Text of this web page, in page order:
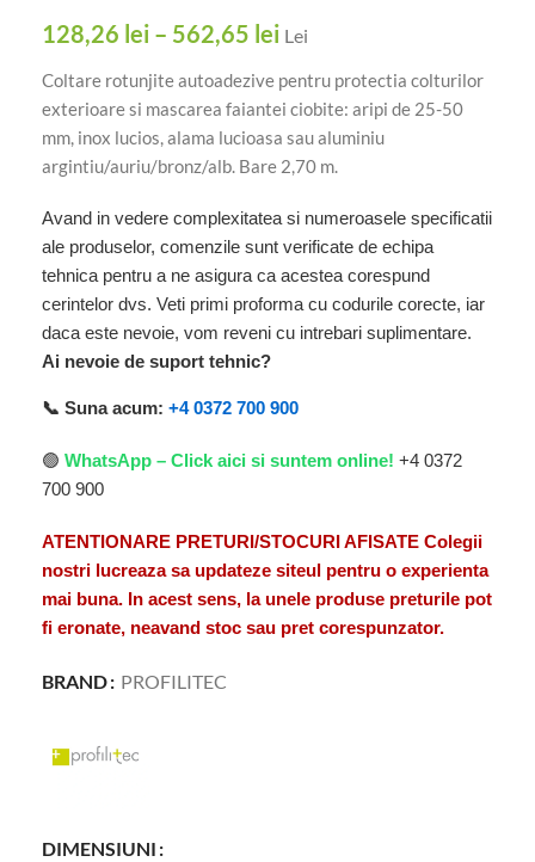
128,26 lei – 562,65 lei Lei
Coltare rotunjite autoadezive pentru protectia colturilor
exterioare si mascarea faiantei ciobite: aripi de 25-50
mm, inox lucios, alama lucioasa sau aluminiu
argintiu/auriu/bronz/alb. Bare 2,70 m.
Avand in vedere complexitatea si numeroasele specificatii
ale produselor, comenzile sunt verificate de echipa
tehnica pentru a ne asigura ca acestea corespund
cerintelor dvs. Veti primi proforma cu codurile corecte, iar
daca este nevoie, vom reveni cu intrebari suplimentare.
Ai nevoie de suport tehnic?
📞 Suna acum: +4 0372 700 900
🟢 WhatsApp – Click aici si suntem online! +4 0372
700 900
ATENTIONARE PRETURI/STOCURI AFISATE Colegii
nostri lucreaza sa updateze siteul pentru o experienta
mai buna. In acest sens, la unele produse preturile pot
fi eronate, neavand stoc sau pret corespunzator.
BRAND PROFILITEC
DIMENSIUNI